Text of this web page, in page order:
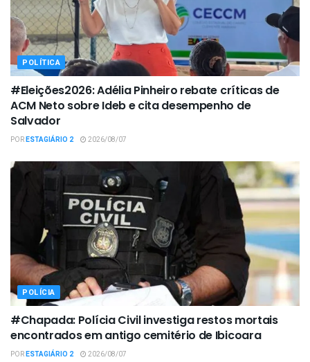
POLÍTICA
#Eleições2026: Adélia Pinheiro rebate críticas de
ACM Neto sobre Ideb e cita desempenho de
Salvador
PORESTAGIÁRIO 2 2026/08/07
POLÍCIA
#Chapada: Polícia Civil investiga restos mortais
encontrados em antigo cemitério de Ibicoara
PORESTAGIÁRIO 2 2026/08/07